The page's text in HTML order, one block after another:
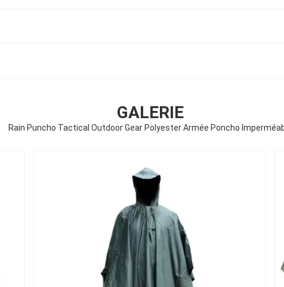
GALERIE
Rain Puncho Tactical Outdoor Gear Polyester Armée Poncho